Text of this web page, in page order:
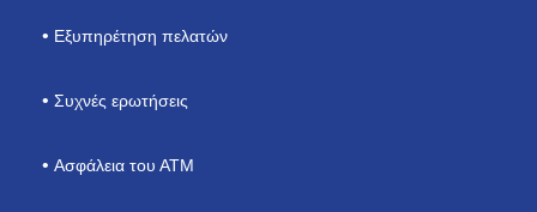
Εξυπηρέτηση πελατών
Συχνές ερωτήσεις
Ασφάλεια του ΑΤΜ